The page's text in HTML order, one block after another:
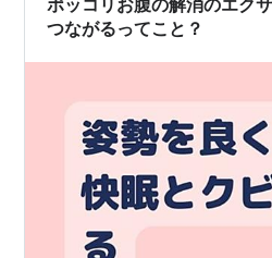
つながるってこと？